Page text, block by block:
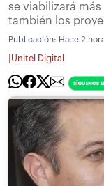
se viabilizará
también los
Publicación: Hace 2
Unitel Digital